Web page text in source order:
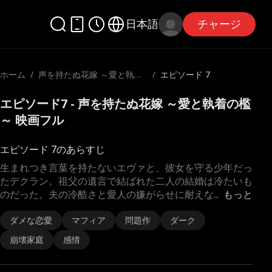
日本語 チャージ
ホーム / 声を持たぬ花嫁 ～愛と執着
/ エピソード 7
エピソード7 - 声を持たぬ花嫁 ～愛と執着の檻
～ 映画フル
エピソード 7のあらすじ
もっと
生まれつき言葉を持たないエヴァと、彼女を守る少年だっ
たデクラン。祖父の遺言で結ばれた二人の結婚は冷たいも
のだった。夫の冷酷さと愛人の嫌がらせに耐えな...
ダメな恋愛 マフィア 問題作
ダーク
崩壊家庭
感情